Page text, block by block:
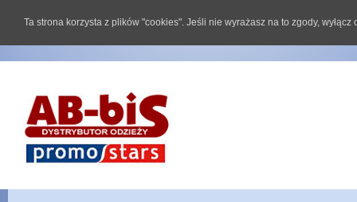
Ta strona korzysta z plików "cookies". Jeśli nie wyrażasz na to zgody,